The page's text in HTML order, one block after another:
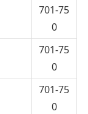
701-75
0
701-75
0
701-75
0